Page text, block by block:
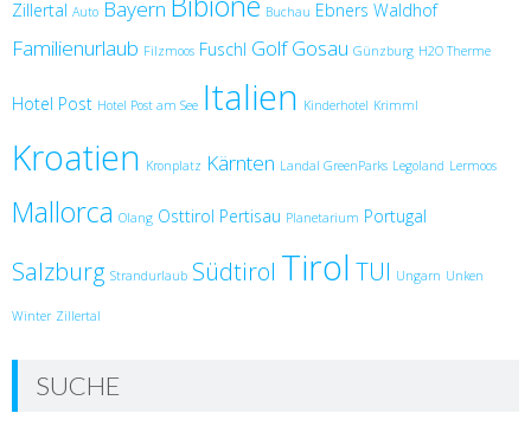
Zillertal Auto Bayern Buchau Ebners Waldhof
Familienurlaub Filzmoos Fuschl Golf Gosau Günzburg H2O Therme
Hotel Post Hotel Post am See Italien Kinderhotel Krimml
Kroatien Kronplatz Kärnten Landal GreenParks Legoland Lermoos
Mallorca Olang Osttirol Pertisau Planetarium Portugal
Salzburg Strandurlaub Südtirol Tirol TUI Ungarn Unken
Winter Zillertal
SUCHE